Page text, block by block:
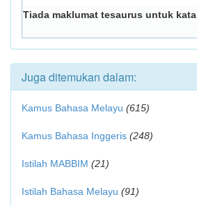
Tiada maklumat tesaurus untuk kata
Juga ditemukan dalam:
Kamus Bahasa Melayu (615)
Kamus Bahasa Inggeris (248)
Istilah MABBIM (21)
Istilah Bahasa Melayu (91)